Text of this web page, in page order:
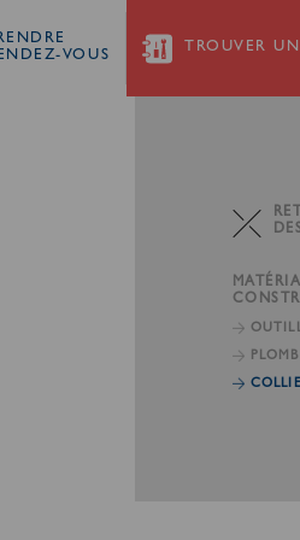
VOUS
TROUVER